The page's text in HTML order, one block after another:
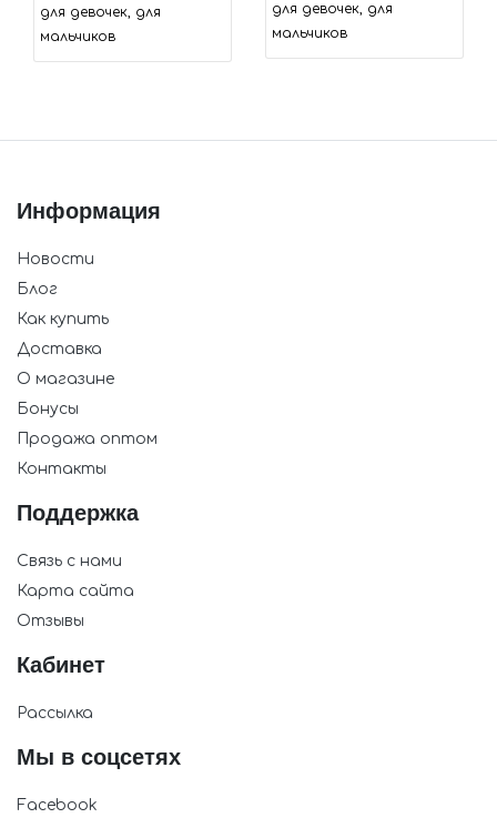
для девочек, для
мальчиков
для девочек, для
мальчиков
Информация
Новости
Блог
Как купить
Доставка
О магазине
Бонусы
Продажа оптом
Контакты
Поддержка
Связь с нами
Карта сайта
Отзывы
Кабинет
Рассылка
Мы в соцсетях
Facebook